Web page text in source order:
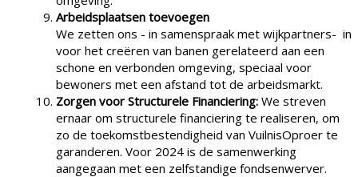
Arbeidsplaatsen toevoegen
We zetten ons - in samenspraak met wijkpartners- in
voor het creëren van banen gerelateerd aan een
schone en verbonden omgeving, speciaal voor
bewoners met een afstand tot de arbeidsmarkt.
Zorgen voor Structurele Financiering: We streven
ernaar om structurele financiering te realiseren, om
zo de toekomstbestendigheid van VuilnisOproer te
garanderen. Voor 2024 is de samenwerking
aangegaan met een zelfstandige fondsenwerver.